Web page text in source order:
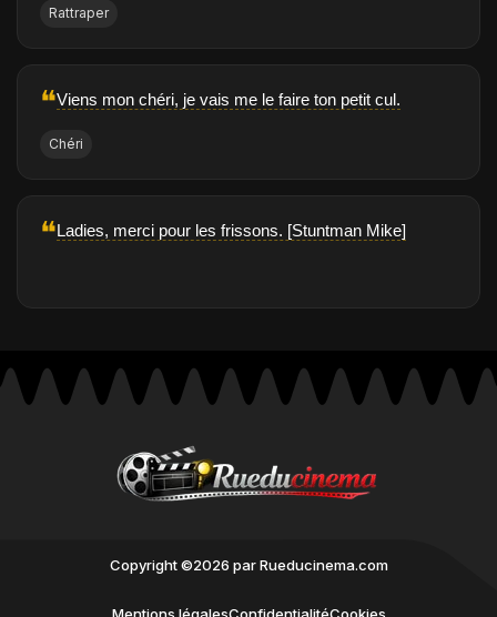
Rattraper
❝Viens mon chéri, je vais me le faire ton petit cul.
Chéri
❝Ladies, merci pour les frissons. [Stuntman Mike]
Copyright ©2026 par Rueducinema.com